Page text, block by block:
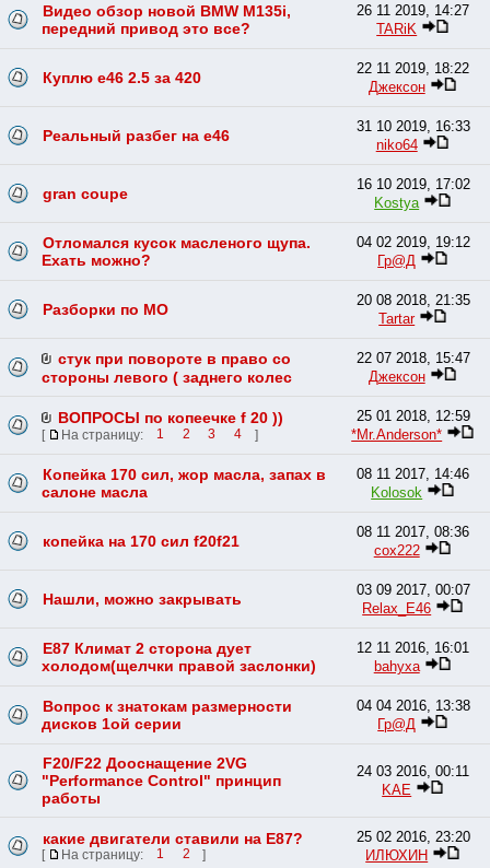
Видео обзор новой BMW M135i,
передний привод это все?
26 11 2019, 14:27
TARiK
Куплю е46 2.5 за 420
22 11 2019, 18:22
Джексон
Реальный разбег на е46
31 10 2019, 16:33
niko64
gran coupe
16 10 2019, 17:02
Kostya
Отломался кусок масленого щупа.
Ехать можно?
04 02 2019, 19:12
Гр@Д
Разборки по МО
20 08 2018, 21:35
Tartar
стук при повороте в право со
стороны левого ( заднего колес
22 07 2018, 15:47
Джексон
ВОПРОСЫ по копеечке f 20 ))
[ На страницу: 1 2 3 4 ]
25 01 2018, 12:59
*Mr.Anderson*
Копейка 170 сил, жор масла, запах в
салоне масла
08 11 2017, 14:46
Kolosok
копейка на 170 сил f20f21
08 11 2017, 08:36
cox222
Нашли, можно закрывать
03 09 2017, 00:07
Relax_Е46
E87 Климат 2 сторона дует
холодом(щелчки правой заслонки)
12 11 2016, 16:01
bahyxa
Вопрос к знатокам размерности
дисков 1ой серии
04 04 2016, 13:38
Гр@Д
F20/F22 Дооснащение 2VG
"Performance Control" принцип
работы
24 03 2016, 00:11
KAE
какие двигатели ставили на Е87?
[ На страницу: 1 2 ]
25 02 2016, 23:20
ИЛЮХИН